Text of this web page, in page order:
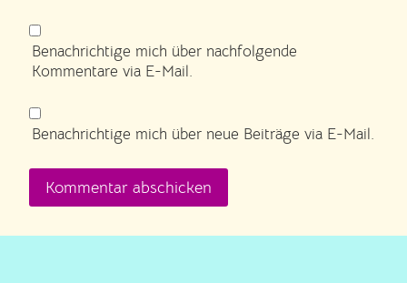
Benachrichtige mich über nachfolgende
Kommentare via E-Mail.
Benachrichtige mich über neue Beiträge via E-Mail.